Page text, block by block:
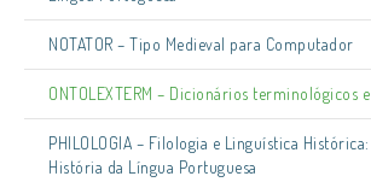
NOTATOR – Tipo Medieval para Computador
ONTOLEXTERM – Dicionários terminológicos
PHILOLOGIA – Filologia e Linguística
História da Língua Portuguesa